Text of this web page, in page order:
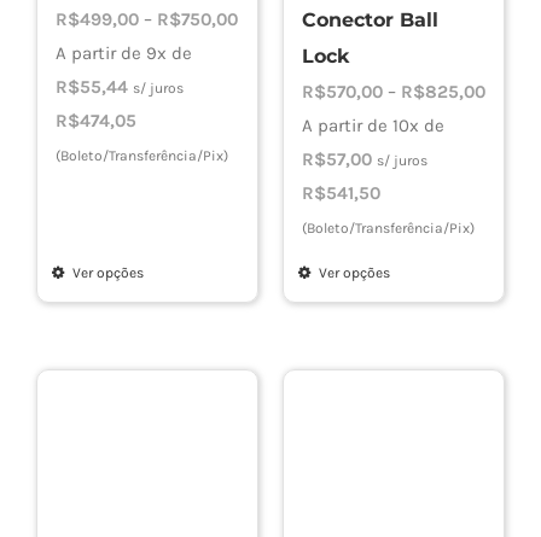
R$499,00 – R$750,00Faixa
R$499,00
R$750,00
A partir de 9x de
R$55,44 s/ juros
R$474,05
(Boleto/Transferência/Pix)
Ver opções
Este
tem
Conector Ball
Lock
R$570,00 – R$825,00Faixa
A partir de 10x de
R$57,00 s/ juros
R$541,50
(Boleto/Transferência/Pix)
Ver opções
Este
tem